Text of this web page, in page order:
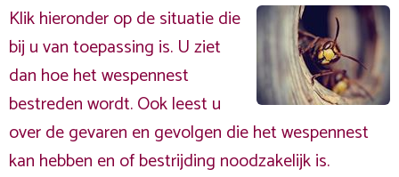
Klik hieronder op de situatie die
bij u van toepassing is. U ziet
dan hoe het wespennest
bestreden wordt. Ook leest u
over de gevaren en gevolgen die het wespennest
kan hebben en of bestrijding noodzakelijk is.